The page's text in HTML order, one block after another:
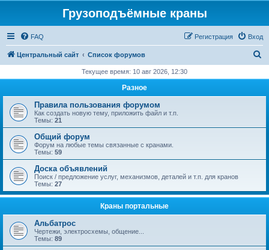
Грузоподъёмные краны
FAQ Вход
Регистрация
Центральный сайт Список форумов
с
Текущее время: 10 авг 2026, 12:30
Разное
Правила пользования форумом
Как создать новую тему, приложить файл и т.п.
Темы: 21
Общий форум
Форум на любые темы связанные с кранами.
Темы: 59
Доска объявлений
Поиск / предложение услуг, механизмов, деталей и т.п. для кранов
Темы: 27
Краны портальные
Альбатрос
Чертежи, электросхемы, общение...
Темы: 89